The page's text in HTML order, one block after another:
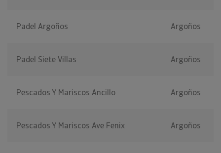
Padel Argoños Argoños
Padel Siete Villas Argoños
Pescados Y Mariscos Ancillo Argoños
Pescados Y Mariscos Ave Fenix Argoños